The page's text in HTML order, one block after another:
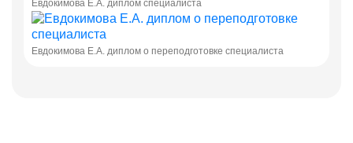
Евдокимова Е.А. диплом специалиста
Евдокимова Е.А. диплом о переподготовке специалиста